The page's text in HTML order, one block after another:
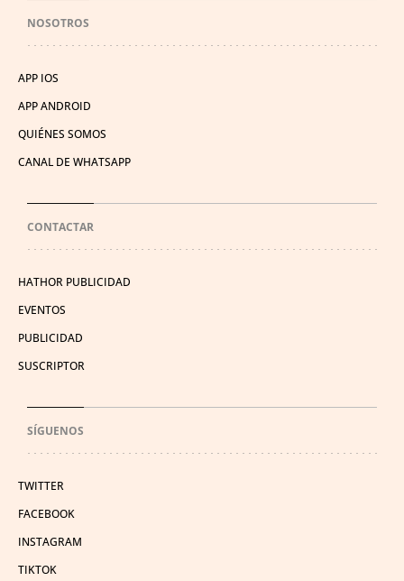
NOSOTROS
APP IOS
APP ANDROID
QUIÉNES SOMOS
CANAL DE WHATSAPP
CONTACTAR
HATHOR PUBLICIDAD
EVENTOS
PUBLICIDAD
SUSCRIPTOR
SÍGUENOS
TWITTER
FACEBOOK
INSTAGRAM
TIKTOK